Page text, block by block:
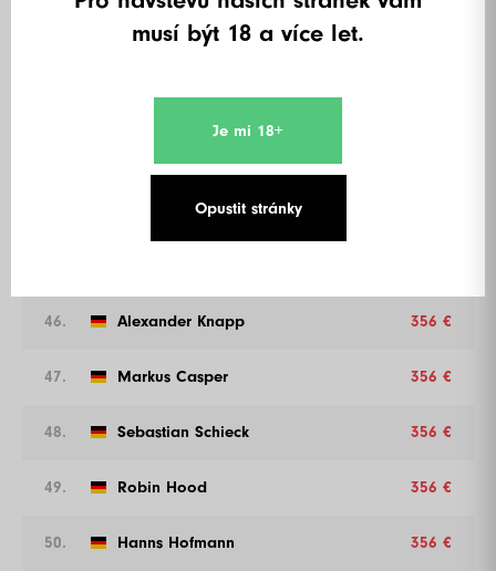
Alex Behnke
46. Alexander Knapp 356 €
47. Markus Casper 356 €
48. Sebastian Schieck 356 €
49. Robin Hood 356 €
50. Hanns Hofmann 356 €
musí být 18 a více let.
Je mi 18+
Opustit stránky